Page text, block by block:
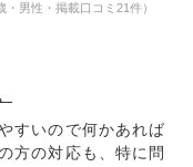
男性・掲載口コミ21件）
すいので何かあれば
方の対応も、特に問